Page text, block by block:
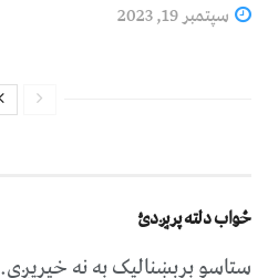
سپتمبر 19, 2023
ځواب دلته پرېږدئ
ستاسو برېښناليک به نه خپريږي.